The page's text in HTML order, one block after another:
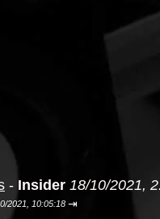
- Insider 18/10/2021,
2021, 10:05:18 ⇥